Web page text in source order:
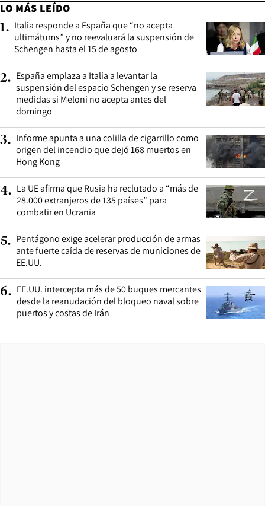
LO MÁS LEÍDO
1. Italia responde a España que “no acepta
ultimátums” y no reevaluará la suspensión de
Schengen hasta el 15 de agosto
2. España emplaza a Italia a levantar la
suspensión del espacio Schengen y se reserva
medidas si Meloni no acepta antes del
domingo
3. Informe apunta a una colilla de cigarrillo como
origen del incendio que dejó 168 muertos en
Hong Kong
4. La UE afirma que Rusia ha reclutado a “más de
28.000 extranjeros de 135 países” para
combatir en Ucrania
5. Pentágono exige acelerar producción de armas
ante fuerte caída de reservas de municiones de
EE.UU.
6. EE.UU. intercepta más de 50 buques mercantes
desde la reanudación del bloqueo naval sobre
puertos y costas de Irán